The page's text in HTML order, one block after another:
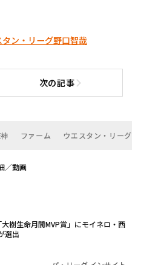
タン・リーグ野口智哉
次の記事次の記事へ
ファーム ウエスタン・リーグ
／動画
樹生命月間MVP賞」にモイネロ・西
選出